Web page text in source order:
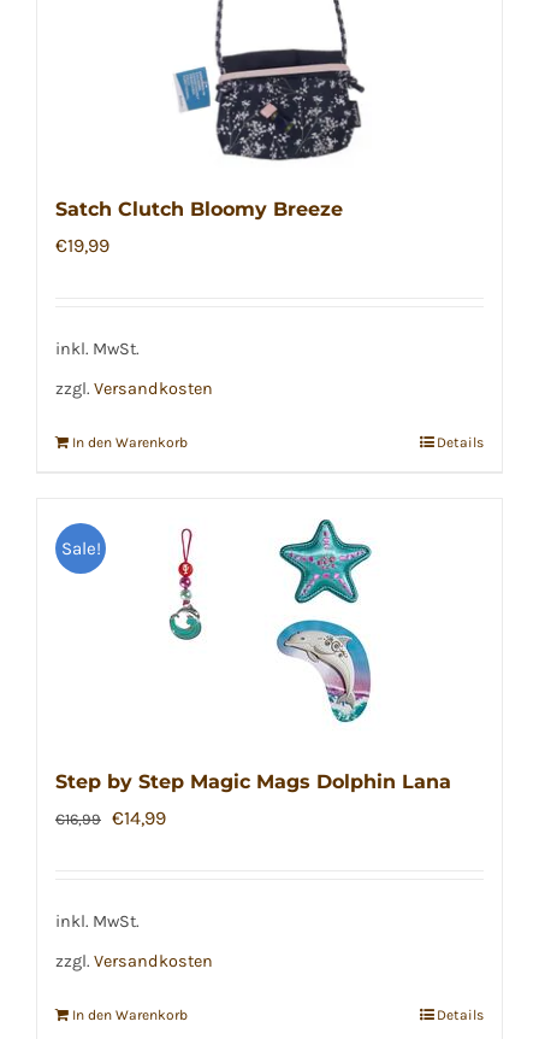
Satch Clutch Bloomy Breeze
€19,99
inkl. MwSt.
zzgl. Versandkosten
In den Warenkorb Details
Sale!
Step by Step Magic Mags Dolphin Lana
€16,99 Ursprünglicher
€16,99
€14,99Aktueller
inkl. MwSt.
zzgl. Versandkosten
In den Warenkorb Details